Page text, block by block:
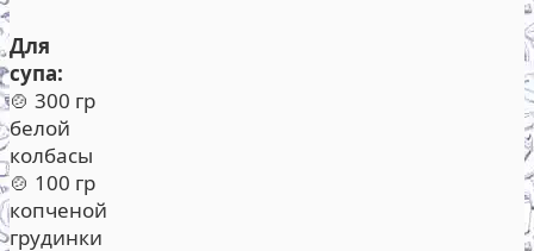
Для
супа:
🍲 300 гр
белой
колбасы
🍲 100 гр
копченой
грудинки